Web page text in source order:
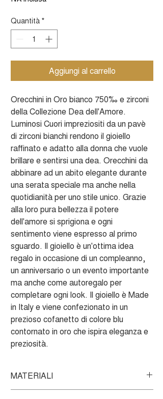
Quantità *
Aggiungi al carrello
Orecchini in Oro bianco 750‰ e zirconi
della Collezione Dea dell'Amore.
Luminosi Cuori impreziositi da un pavè
di zirconi bianchi rendono il gioiello
raffinato e adatto alla donna che vuole
brillare e sentirsi una dea. Orecchini da
abbinare ad un abito elegante durante
una serata speciale ma anche nella
quotidianità per uno stile unico. Grazie
alla loro pura bellezza il potere
dell'amore si sprigiona e ogni
sentimento viene espresso al primo
sguardo. Il gioiello è un'ottima idea
regalo in occasione di un compleanno,
un anniversario o un evento importante
ma anche come autoregalo per
completare ogni look. Il gioiello è Made
in Italy e viene confezionato in un
prezioso cofanetto di colore blu
contornato in oro che ispira eleganza e
preziosità.
MATERIALI